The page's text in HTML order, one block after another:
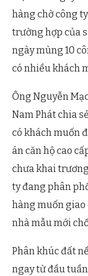
hàng chờ công
trường hợp của
ngày mùng 10
có nhiều khách
Ông Nguyễn
Nam Phát chia
có khách muốn
án căn hộ cao
chưa khai
ty đang phân
hàng muốn giao
nhà mẫu mới
Phân khúc đất
ngay từ đầu